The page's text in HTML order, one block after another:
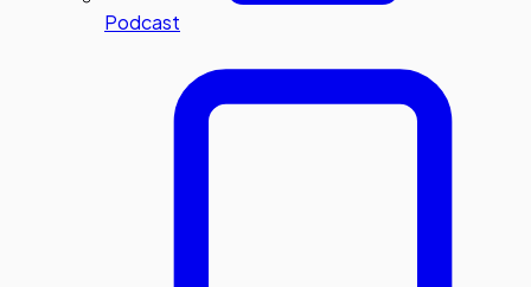
Podcast